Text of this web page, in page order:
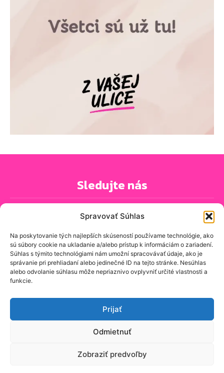
Spravovať Súhlas
Na poskytovanie tých najlepších skúseností používame technológie, ako
sú súbory cookie na ukladanie a/alebo prístup k informáciám o zariadení.
Súhlas s týmito technológiami nám umožní spracovávať údaje, ako je
správanie pri prehliadaní alebo jedinečné ID na tejto stránke. Nesúhlas
alebo odvolanie súhlasu môže nepriaznivo ovplyvniť určité vlastnosti a
funkcie.
Prijať
Odmietnuť
Zobraziť predvoľby
Sledujte nás
PRIHLÁSIŤ SA K ODBERU NOVINIEK
Kontakt
Zásady ochrany osobných údajov
Zásady používania cookie (EÚ)